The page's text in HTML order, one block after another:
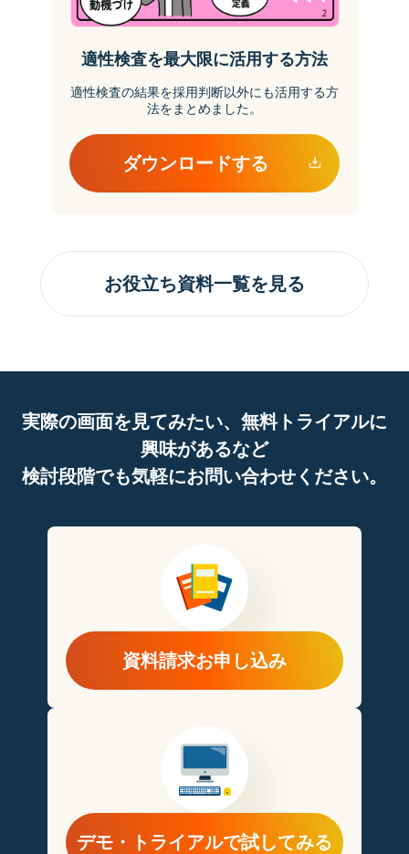
適性検査を最大限に活用する方法
適性検査の結果を採用判断以外にも活用する方
法をまとめました。
ダウンロードする
お役立ち資料一覧を見る
実際の画面を見てみたい、無料トライアルに
興味があるなど
検討段階でも気軽にお問い合わせください。
資料請求お申し込み
デモ・トライアルで試してみる